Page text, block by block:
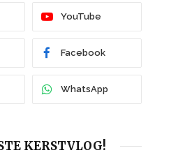
YouTube
Facebook
WhatsApp
KERSTVLOG!